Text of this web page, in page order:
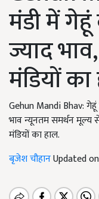
मंडी में
ज्याद
मंडियों
Gehun Mandi Bhav:
भाव न्यूनतम समर्थन
मंडियों का हाल.
बृजेश चौहानUpdated